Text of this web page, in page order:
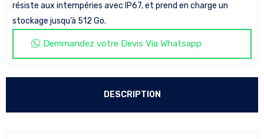
résiste aux intempéries avec IP67, et prend en charge un
stockage jusqu’à 512 Go.
Demmandez votre Devis Via Whatsapp
DESCRIPTION